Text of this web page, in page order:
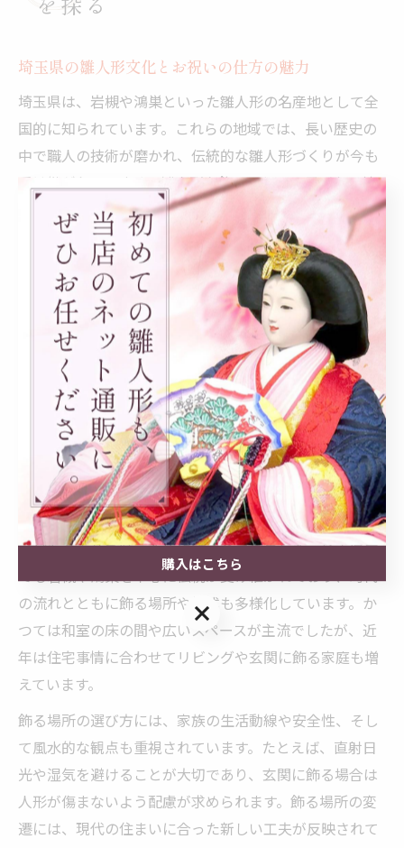
埼玉県の雛人形文化とお祝いの仕方の魅力
埼玉県は、岩槻や鴻巣といった雛人形の名産地として全
国的に知られています。これらの地域では、長い歴史の
中で職人の技術が磨かれ、伝統的な雛人形づくりが今も
受け継がれています。雛人形を飾ることで、子どもの健
やかな成長や無病息災を願う文化が根付いており、家族
の絆を深める大切な行事として大切にされています。
埼玉県ならではのお祝いの仕方には、地域ごとの特色が
見られるのも魅力です。たとえば、鴻巣市では「鴻巣び
っくりひな祭り」など大規模なイベントが開催され、ピ
ラミッド型のひな壇展示が話題となります。こうした地
域行事に参加することで、家族みんなで雛人形文化を体
験でき、子どもに伝統の大切さを教える絶好の機会とな
ります。
雛人形の歴史と飾る場所の変遷について
雛人形の歴史は江戸時代にさかのぼり、当初は厄除けや
子どもの幸せを願うために飾られてきました。埼玉県内
でも岩槻や鴻巣を中心に伝統が受け継がれており、時代
の流れとともに飾る場所や様式も多様化しています。か
つては和室の床の間や広いスペースが主流でしたが、近
年は住宅事情に合わせてリビングや玄関に飾る家庭も増
えています。
飾る場所の選び方には、家族の生活動線や安全性、そし
て風水的な観点も重視されています。たとえば、直射日
光や湿気を避けることが大切であり、玄関に飾る場合は
人形が傷まないよう配慮が求められます。飾る場所の変
遷には、現代の住まいに合った新しい工夫が反映されて
購入はこちら
購入はこちら